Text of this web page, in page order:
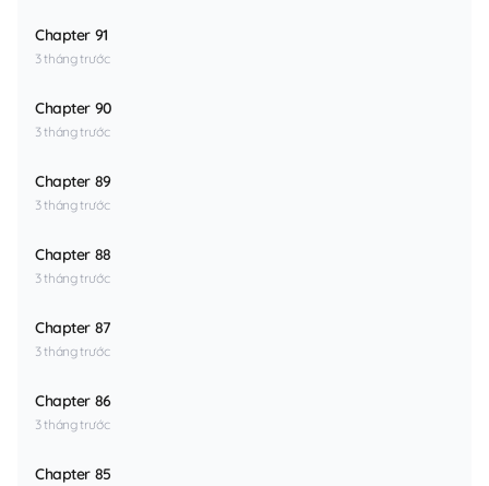
Chapter 91
3 tháng trước
Chapter 90
3 tháng trước
Chapter 89
3 tháng trước
Chapter 88
3 tháng trước
Chapter 87
3 tháng trước
Chapter 86
3 tháng trước
Chapter 85